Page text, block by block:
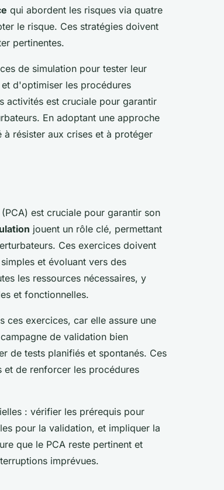
qui abordent les risques via quatre
le risque. Ces stratégies doivent
pertinentes.
de simulation pour tester leur
d'optimiser les procédures
activités est cruciale pour garantir
En adoptant une approche
résister aux crises et à protéger
(PCA) est cruciale pour garantir son
jouent un rôle clé, permettant
Ces exercices doivent
et évoluant vers des
les ressources nécessaires, y
et fonctionnelles.
ces exercices, car elle assure une
de validation bien
de tests planifiés et spontanés. Ces
de renforcer les procédures
: vérifier les prérequis pour
pour la validation, et impliquer la
que le PCA reste pertinent et
imprévues.